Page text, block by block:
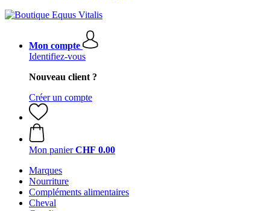
Mon compte
Identifiez-vous
Nouveau client ?
Créer un compte
Mon panier CHF 0.00
Marques
Nourriture
Compléments alimentaires
Cheval